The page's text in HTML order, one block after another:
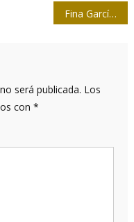
Fina García Marruz cumple 98 años
será publicada. Los
con *